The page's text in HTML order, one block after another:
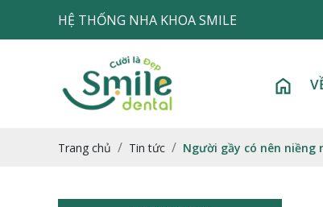
HỆ THỐNG NHA KHOA SMILE
Trang chủ Tin tức Người gầy có nên niềng